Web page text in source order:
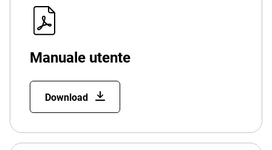
Manuale utente
Download